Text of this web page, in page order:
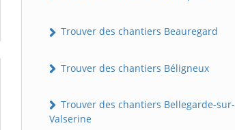
Trouver des chantiers Beauregard
Trouver des chantiers Béligneux
Trouver des chantiers Bellegarde-sur-
Valserine